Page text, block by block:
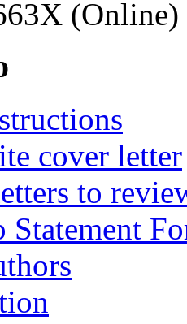
(Online)
cover letter
to
Statement